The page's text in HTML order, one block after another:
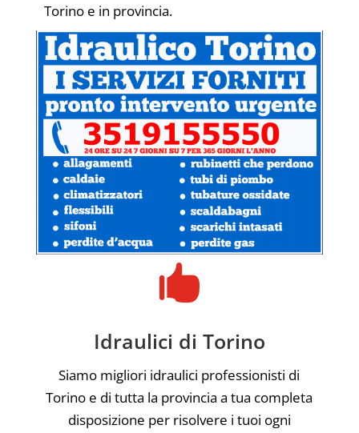
Torino e in provincia.

Idraulici di Torino
Siamo migliori idraulici professionisti di
Torino e di tutta la provincia a tua completa
disposizione per risolvere i tuoi ogni